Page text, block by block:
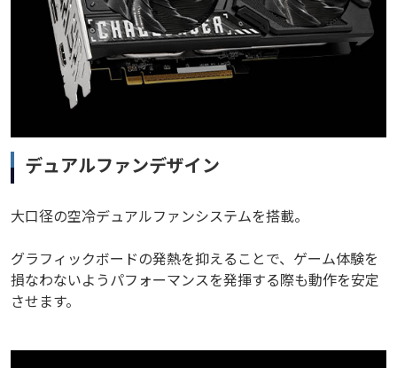
デュアルファンデザイン
大口径の空冷デュアルファンシステムを搭載。
グラフィックボードの発熱を抑えることで、ゲーム体験を
損なわないようパフォーマンスを発揮する際も動作を安定
させます。